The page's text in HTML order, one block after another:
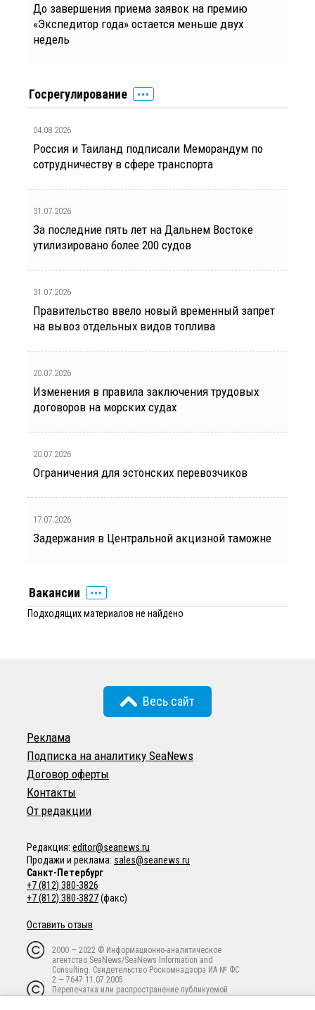
До завершения приема заявок на премию
«Экспедитор года» остается меньше двух
недель
Госрегулирование
04.08.2026
Россия и Таиланд подписали Меморандум по
сотрудничеству в сфере транспорта
31.07.2026
За последние пять лет на Дальнем Востоке
утилизировано более 200 судов
31.07.2026
Правительство ввело новый временный запрет
на вывоз отдельных видов топлива
20.07.2026
Изменения в правила заключения трудовых
договоров на морских судах
20.07.2026
Ограничения для эстонских перевозчиков
17.07.2026
Задержания в Центральной акцизной таможне
Вакансии
Подходящих материалов не найдено
Весь сайт
Реклама
Подписка на аналитику SeaNews
Договор оферты
Контакты
От редакции
Редакция: editor@seanews.ru
Продажи и реклама: sales@seanews.ru
Санкт-Петербург
+7 (812) 380-3826
+7 (812) 380-3827(факс)
Оставить отзыв
2000 — 2022 © Информационно-аналитическое
агентство SeaNews/SeaNews Information and
Consulting. Свидетельство Роскомнадзора ИА № ФС
2 — 7647 11.07.2005.
Перепечатка или распространение публикуемой
информации в любой форме любым способом